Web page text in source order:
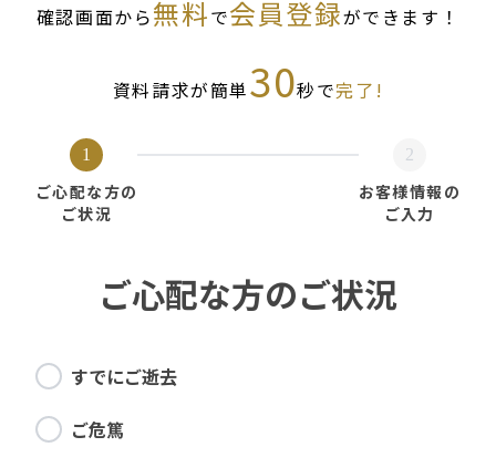
確認画面から無料で会員登録ができます！
資料請求が簡単30秒で完了!
1
ご心配な方の
ご状況
2
お客様情報の
ご入力
ご心配な方のご状況
すでにご逝去
ご危篤